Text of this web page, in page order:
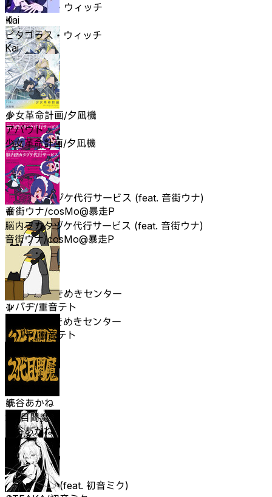
ピタゴラス・ウィッチ
Kai
アバウト
少女革命計画/夕凪機
脳内ヲカタヅケ代行サービス (feat. 音街ウナ)
音街ウナ/cosMo@暴走P
ペンギンときめきセンター
ンバヂ/重音テト
読谷あかね
SAN値直葬 (feat. 初音ミク)
ピタゴラス・ウィッチ
Kai
アバウト
少女革命計画/夕凪機
脳内ヲカタヅケ代行サービス (feat. 音街ウナ)
音街ウナ/cosMo@暴走P
ペンギンときめきセンター
ンバヂ/重音テト
2代目閻魔
読谷あかね